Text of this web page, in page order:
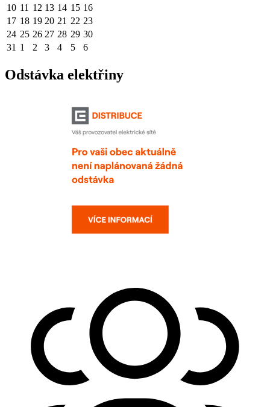
10 11 12 13 14 15 16
17 18 19 20 21 22 23
24 25 26 27 28 29 30
31 1 2 3 4 5 6
Odstávka elektřiny